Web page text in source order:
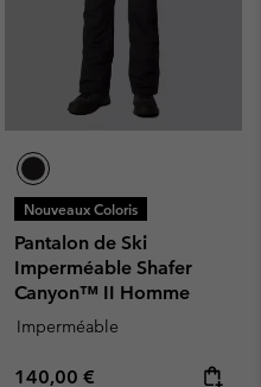
Nouveaux Coloris
Pantalon de Ski
Imperméable Shafer
Canyon™ II Homme
Imperméable
Regular price:
140,00 €